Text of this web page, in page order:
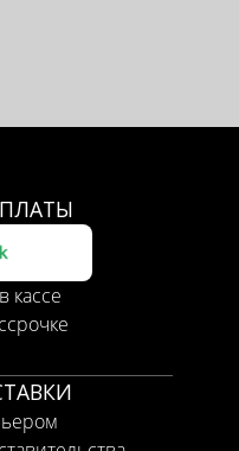
кассе